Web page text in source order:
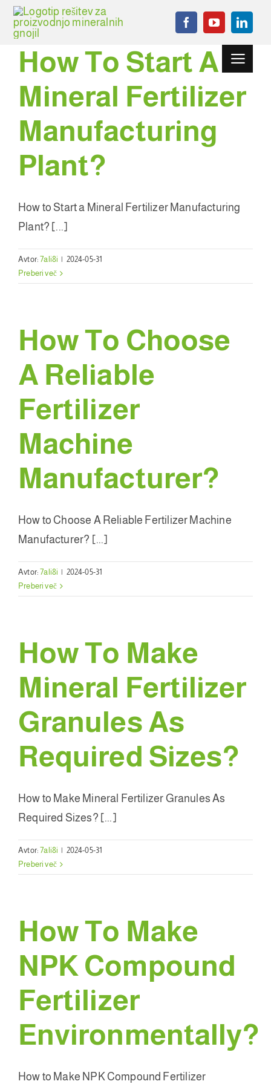
Preskoči
Preklopi
domov
Projekti
Stroj za granulacijo
Novice
How To Start A
Mineral Fertilizer
Manufacturing
Plant?
How to Start a Mineral Fertilizer Manufacturing
Plant? [...]
Avtor:7ali8i | 2024-05-31
Preberi več
How To Choose
A Reliable
Fertilizer
Machine
Manufacturer?
How to Choose A Reliable Fertilizer Machine
Manufacturer? [...]
Avtor:7ali8i | 2024-05-31
Preberi več
How To Make
Mineral Fertilizer
Granules As
Required Sizes?
How to Make Mineral Fertilizer Granules As
Required Sizes? [...]
Avtor:7ali8i | 2024-05-31
Preberi več
How To Make
NPK Compound
Fertilizer
Environmentally?
How to Make NPK Compound Fertilizer